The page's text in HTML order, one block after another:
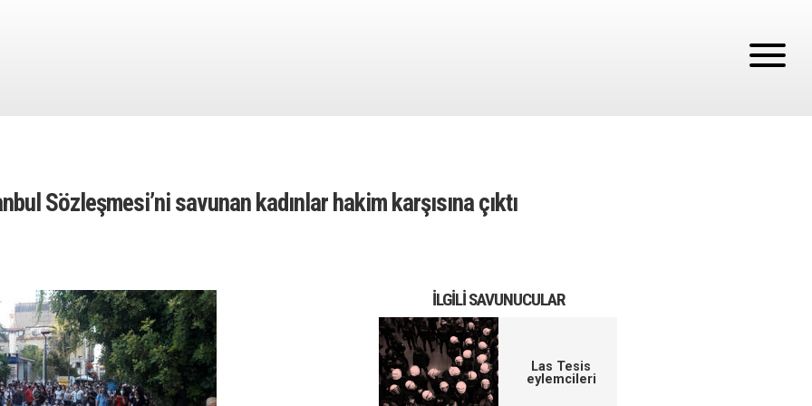
Sözleşmesi’ni savunan kadınlar hakim karşısına çıktı
İLGILI SAVUNUCULAR
Las Tesis
eylemcileri